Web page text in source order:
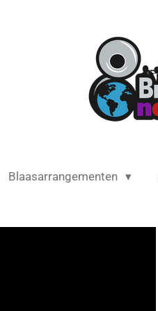
Blaasarrangementen